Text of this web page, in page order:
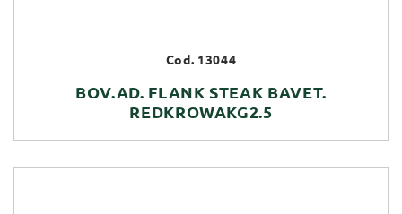
Cod. 13044
BOV.AD. FLANK STEAK BAVET.
REDKROWAKG2.5